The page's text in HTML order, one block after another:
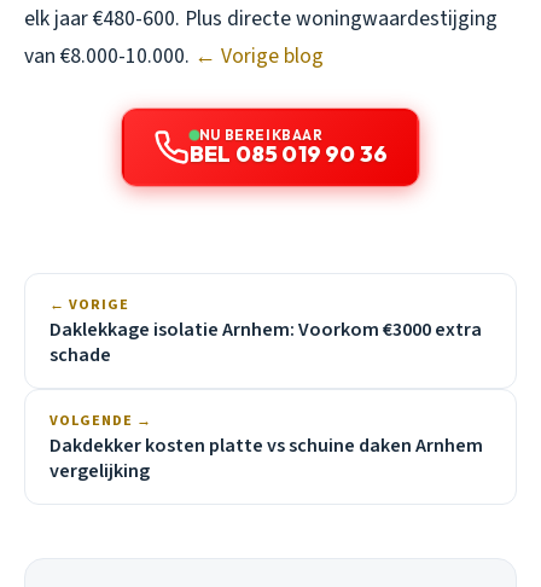
elk jaar €480-600. Plus directe woningwaardestijging
van €8.000-10.000. ← Vorige blog
NU BEREIKBAAR
BEL 085 019 90 36
← VORIGE
Daklekkage isolatie Arnhem: Voorkom €3000 extra
schade
VOLGENDE →
Dakdekker kosten platte vs schuine daken Arnhem
vergelijking